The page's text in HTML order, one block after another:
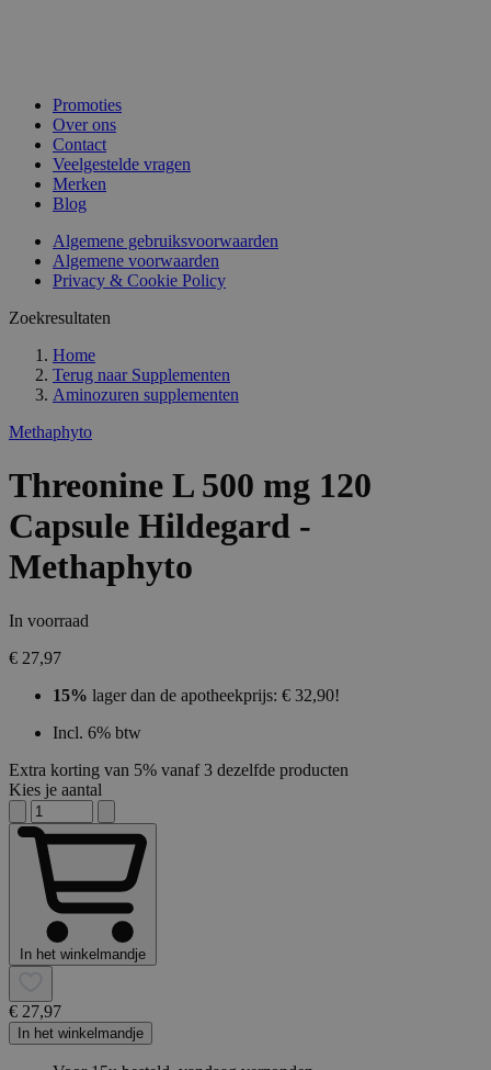
Promoties
Over ons
Contact
Veelgestelde vragen
Merken
Blog
Algemene gebruiksvoorwaarden
Algemene voorwaarden
Privacy & Cookie Policy
Zoekresultaten
Home
Terug naar Supplementen
Aminozuren supplementen
Methaphyto
Threonine L 500 mg 120
Capsule Hildegard -
Methaphyto
In voorraad
€ 27,97
15% lager dan de apotheekprijs: € 32,90!
Incl. 6% btw
Extra korting van 5% vanaf 3 dezelfde producten
Kies je aantal
In het winkelmandje
€ 27,97
In het winkelmandje